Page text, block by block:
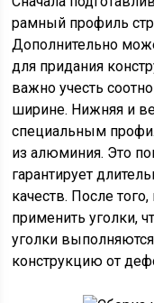
рамный профиль
Дополнительно
для придания
важно учесть
ширине. Нижняя и
специальным
из алюминия. Это
гарантирует
качеств. После
применить уголки,
уголки
конструкцию от